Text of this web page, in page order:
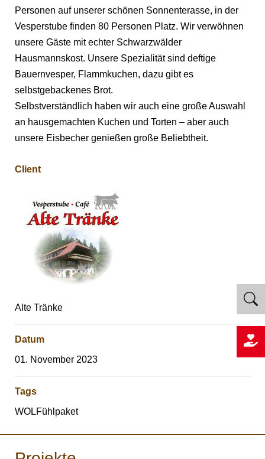
Personen auf unserer schönen Sonnenterasse, in der
Vesperstube finden 80 Personen Platz. Wir verwöhnen
unsere Gäste mit echter Schwarzwälder
Hausmannskost. Unsere Spezialität sind deftige
Bauernvesper, Flammkuchen, dazu gibt es
selbstgebackenes Brot.
Selbstverständlich haben wir auch eine große Auswahl
an hausgemachten Kuchen und Torten – aber auch
unsere Eisbecher genießen große Beliebtheit.
Client
Alte Tränke
Datum
01. November 2023
Tags
WOLFühlpaket